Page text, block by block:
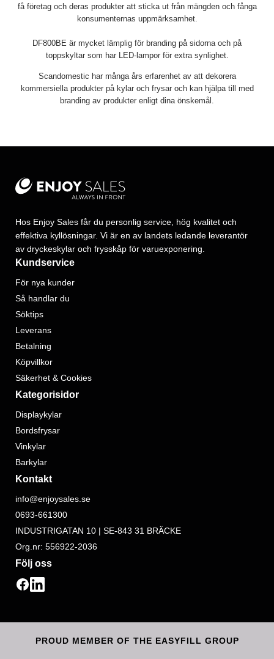
få företag och deras produkter att sticka ut från mängden och fånga
konsumenternas uppmärksamhet.
DF800BE är mycket lämplig för branding på sidorna och på
toppskyltar som har LED-lampor för extra synlighet.
Scandomestic har många års erfarenhet av att dekorera
kommersiella produkter på kylar och frysar och kan hjälpa till med
branding av produkter enligt dina önskemål.
Hos Enjoy Sales får du personlig service, hög kvalitet och
effektiva kyllösningar. Vi är en av landets ledande leverantör
av dryckeskylar och frysskåp för varuexponering.
Kundservice
För nya kunder
Så handlar du
Söktips
Leverans
Betalning
Köpvillkor
Säkerhet & Cookies
Kategorisidor
Displaykylar
Bordsfrysar
Vinkylar
Barkylar
Kontakt
info@enjoysales.se
0693-661300
INDUSTRIGATAN 10 | SE-843 31 BRÄCKE
Org.nr: 556922-2036
Följ oss
PROUD MEMBER OF THE EASYFILL GROUP